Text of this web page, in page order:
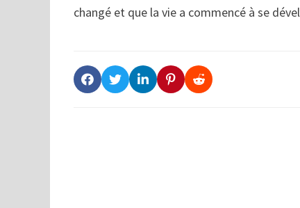
changé et que la vie a commencé à se